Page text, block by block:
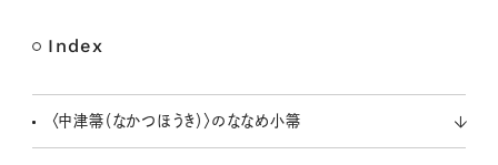
Index
〈中津箒（なかつほうき）〉のななめ小箒